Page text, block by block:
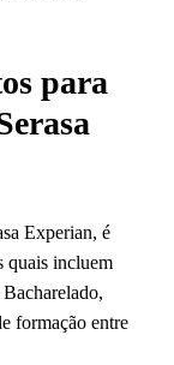
para
Experian, é
quais incluem
formação entre